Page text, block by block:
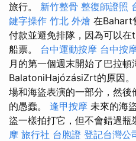
旅行。 新竹整骨 整復師證照
鍵字操作 竹北 外燴 在Bahart
付款並避免排隊，因為可以
船票。 台中運動按摩 台中按
月的第一個週末開始了巴拉
BalatoniHajózásiZrt的原因
場和海盜表演的一部分，然
的愚蠢。 逢甲按摩 未來的海
盜一樣拍打它，但不會錯過瓶
摩 旅行社 台胞證 登記台灣公